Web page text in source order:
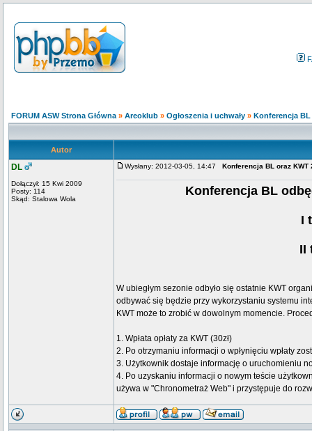
FORUM ASW Strona Główna » Areoklub » Ogłoszenia i uchwały » Konferencja BL
Autor
DL
Dołączył: 15 Kwi 2009
Posty: 114
Skąd: Stalowa Wola
Wysłany: 2012-03-05, 14:47 Konferencja BL oraz KWT
Konferencja BL
I
II
W ubiegłym sezonie odbyło się ostatnie KWT
odbywać się będzie przy wykorzystaniu systemu
KWT może to zrobić w dowolnym momencie.
1. Wpłata opłaty za KWT (30zł)
2. Po otrzymaniu informacji o wpłynięciu wpłaty
3. Użytkownik dostaje informację o uruchomieniu
4. Po uzyskaniu informacji o nowym teście
używa w "Chronometraż Web" i przystępuje do